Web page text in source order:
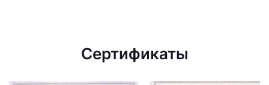
Сертификаты